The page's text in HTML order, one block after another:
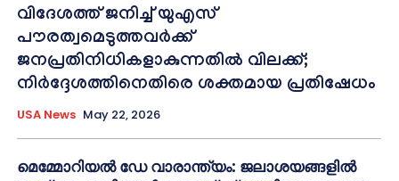
വിദേശത്ത് ജനിച്ച് യുഎസ്
പൗരത്വമെടുത്തവർക്ക്
ജനപ്രതിനിധികളാകുന്നതിൽ വിലക്ക്;
നിർദ്ദേശത്തിനെതിരെ ശക്തമായ പ്രതിഷേധം
USA News May 22, 2026
മെമ്മോറിയൽ ഡേ വാരാന്ത്യം: ജലാശയങ്ങളിൽ